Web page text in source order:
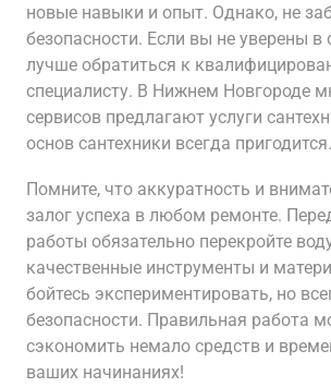
новые навыки и опыт. Однако, не
безопасности. Если вы не уверены в
лучше обратиться к
специалисту. В Нижнем Новгороде
сервисов предлагают услуги
основ сантехники всегда пригодится.
Помните, что аккуратность и
залог успеха в любом ремонте.
работы обязательно перекройте
качественные инструменты и
бойтесь экспериментировать, но
безопасности. Правильная работа
сэкономить немало средств и
ваших начинаниях!